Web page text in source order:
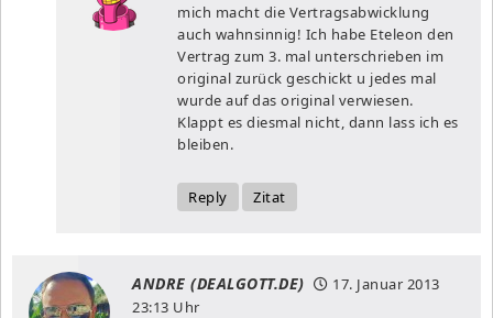
mich macht die Vertragsabwicklung
auch wahnsinnig! Ich habe Eteleon den
Vertrag zum 3. mal unterschrieben im
original zurück geschickt u jedes mal
wurde auf das original verwiesen.
Klappt es diesmal nicht, dann lass ich es
bleiben.
Reply Zitat
ANDRE (DEALGOTT.DE)
17. Januar 2013
23:13 Uhr